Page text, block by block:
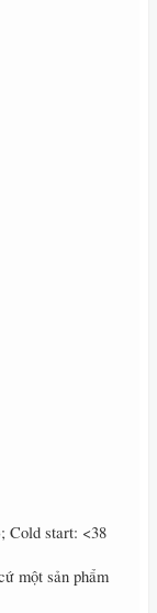
Cold start: <38
một sản phẩm